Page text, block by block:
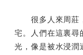
很多人來周莊，
宅。人們在這裏尋
光，像是被水浸潤